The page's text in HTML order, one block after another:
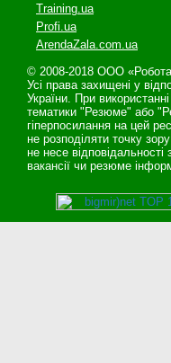
Training.ua
Profi.ua
ArendaZala.com.ua
© 2008-2018 ООО
Усі права захищені у
України. При
тематики "Резюме" або
гіперпосилання на цей
не розподіляти точку
не несе
вакансії чи резюме